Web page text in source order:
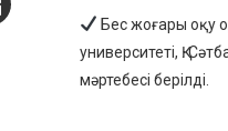
Бес жоғары оқу
университеті, Қ.
мәртебесі берілді.